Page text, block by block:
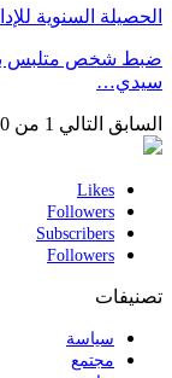
الحصيلة السنوية
ضبط شخص متلبس
سيدي…
السابق التالي 1 من 10
Likes
Followers
Subscribers
Followers
تصنيفات
سياسة
مجتمع